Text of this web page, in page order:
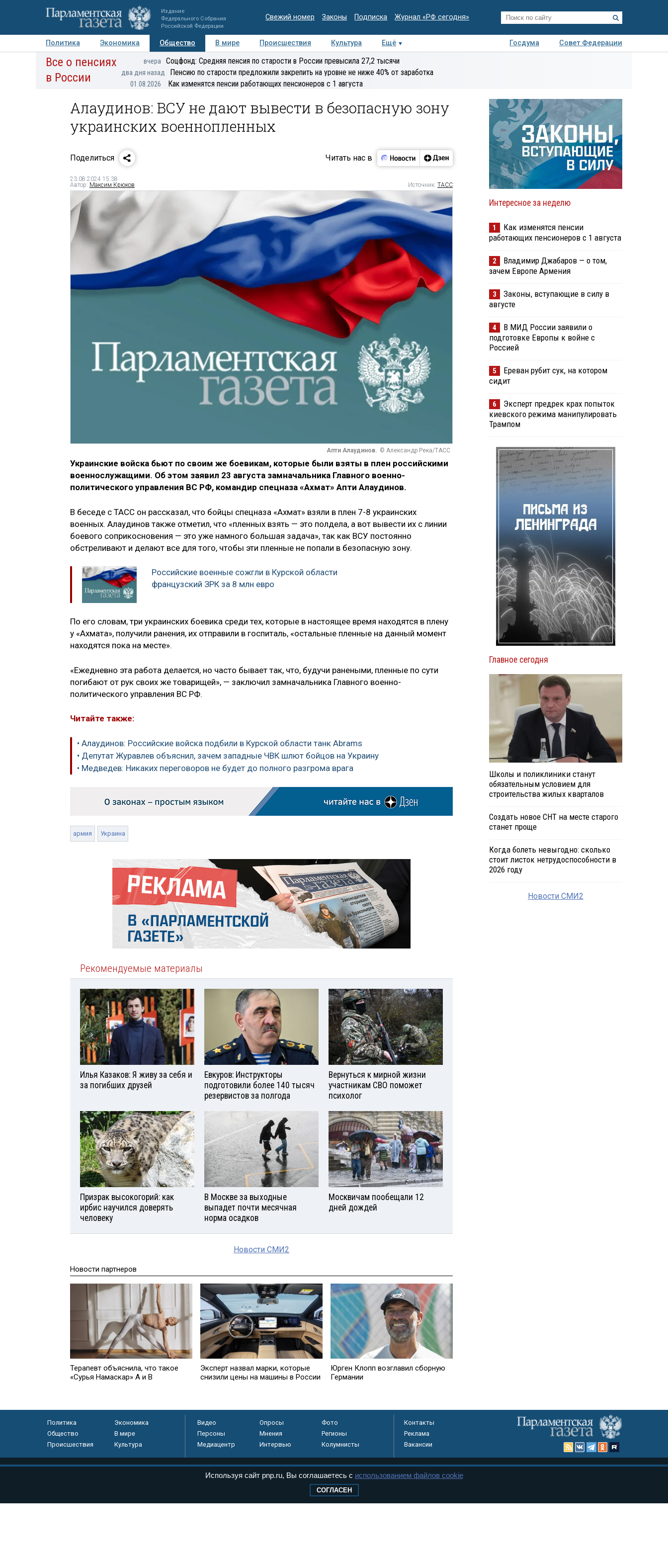
Издание
Федерального Собрания
Российской Федерации
Свежий номер Законы Подписка Журнал «РФ сегодня»
Политика Экономика Общество В мире Происшествия Культура Ещё Госдума
Совет Федерации
Авторы Персоны Мнения Регионы Медиацентр Интервью Колумнисты
экспертиза
Все о пенсиях
в России
вчера Соцфонд: Средняя пенсия по старости в России превысила 27,2 тысячи
два дня назад Пенсию по старости предложили закрепить на уровне не ниже 40% от заработка
01.08.2026 Как изменятся пенсии работающих пенсионеров с 1 августа
Алаудинов: ВСУ не дают вывести в безопасную зону
украинских военнопленных
Поделиться Читать нас в
23.08.2024 15:38
Автор: Максим Крюков Источник: ТАСС
Апти Алаудинов. © Александр Река/ТАСС
Украинские войска бьют по своим же боевикам, которые были взяты в плен российскими
военнослужащими. Об этом заявил 23 августа замначальника Главного военно-
политического управления ВС РФ, командир спецназа «Ахмат» Апти Алаудинов.
В беседе с ТАСС он рассказал, что бойцы спецназа «Ахмат» взяли в плен 7-8 украинских
военных. Алаудинов также отметил, что «пленных взять — это полдела, а вот вывести их с линии
боевого соприкосновения — это уже намного большая задача», так как ВСУ постоянно
обстреливают и делают все для того, чтобы эти пленные не попали в безопасную зону.
Российские военные сожгли в Курской области
французский ЗРК за 8 млн евро
По его словам, три украинских боевика среди тех, которые в настоящее время находятся в плену
у «Ахмата», получили ранения, их отправили в госпиталь, «остальные пленные на данный момент
находятся пока на месте».
«Ежедневно эта работа делается, но часто бывает так, что, будучи ранеными, пленные по сути
погибают от рук своих же товарищей», — заключил замначальника Главного военно-
политического управления ВС РФ.
Читайте также:
• Алаудинов: Российские войска подбили в Курской области танк Abrams
• Депутат Журавлев объяснил, зачем западные ЧВК шлют бойцов на Украину
• Медведев: Никаких переговоров не будет до полного разгрома врага
армия Украина
Рекомендуемые материалы
Илья Казаков: Я живу за себя и
за погибших друзей
Евкуров: Инструкторы
подготовили более 140 тысяч
резервистов за полгода
Вернуться к мирной жизни
участникам СВО поможет
психолог
Призрак высокогорий: как
ирбис научился доверять
человеку
В Москве за выходные
выпадет почти месячная
норма осадков
Москвичам пообещали 12
дней дождей
Новости СМИ2
Новости партнеров
Терапевт объяснила, что такое
«Сурья Намаскар» А и В
Эксперт назвал марки, которые
снизили цены на машины в России
Юрген Клопп возглавил сборную
Германии
Интересное за неделю
1
Как изменятся пенсии
работающих пенсионеров с 1 августа
2
Владимир Джабаров — о том,
зачем Европе Армения
3
Законы, вступающие в силу в
августе
4
В МИД России заявили о
подготовке Европы к войне с
Россией
5
Ереван рубит сук, на котором
сидит
6
Эксперт предрек крах попыток
киевского режима манипулировать
Трампом
Главное сегодня
Школы и поликлиники станут
обязательным условием для
строительства жилых кварталов
Создать новое СНТ на месте старого
станет проще
Когда болеть невыгодно: сколько
стоит листок нетрудоспособности в
2026 году
Новости СМИ2
Политика
Экономика
Общество
В мире
Происшествия
Культура
Видео Опросы
Фото
Персоны
Мнения
Регионы
Медиацентр
Интервью Колумнисты
Контакты
Реклама
Вакансии
массовых коммуникаций (Роскомнадзор) 05 августа 2011 года. 18+
Используя сайт pnp.ru, Вы соглашаетесь с использованием файлов cookie
СОГЛАСЕН